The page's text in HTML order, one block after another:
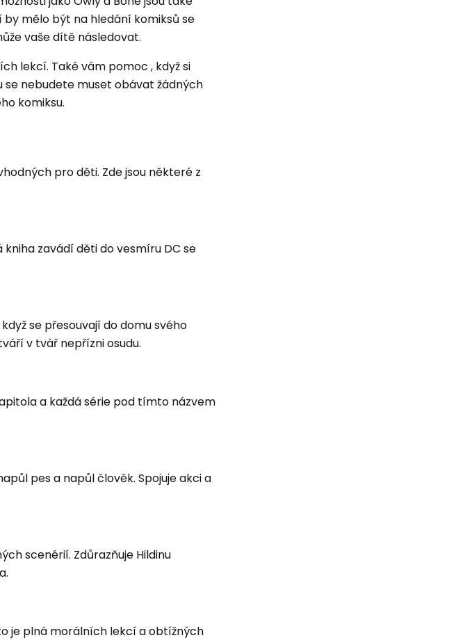
mělo být na hledání komiksů se
vaše dítě následovat.
lekcí. Také vám pomoc , když si
nebudete muset obávat žádných
komiksu.
pro děti. Zde jsou některé z
zavádí děti do vesmíru DC se
se přesouvají do domu svého
v tvář nepřízni osudu.
a každá série pod tímto názvem
pes a napůl člověk. Spojuje akci a
scenérií. Zdůrazňuje Hildinu
je plná morálních lekcí a obtížných